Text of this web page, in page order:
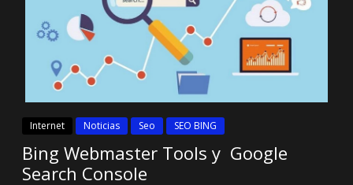
Internet Noticias Seo SEO BING
Bing Webmaster Tools y Google
Search Console